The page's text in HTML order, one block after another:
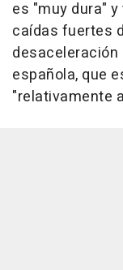
es "muy dura"
caídas fuertes
desaceleración
española, que
"relativamente